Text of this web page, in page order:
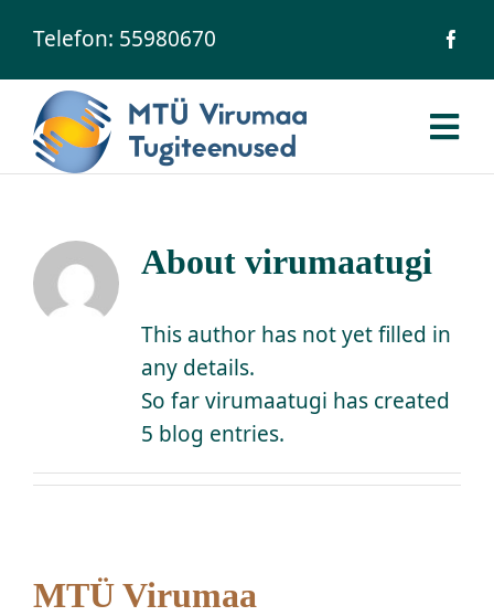
content
Telefon: 55980670
Ühingust
Meie inimesed
Uudised
About virumaatugi
This author has not yet filled in
any details.
So far virumaatugi has created
5 blog entries.
MTÜ Virumaa